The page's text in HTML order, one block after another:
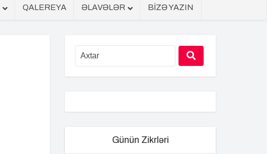
QALEREYA ƏLAVƏLƏR BİZƏ YAZIN
Günün Zikrləri